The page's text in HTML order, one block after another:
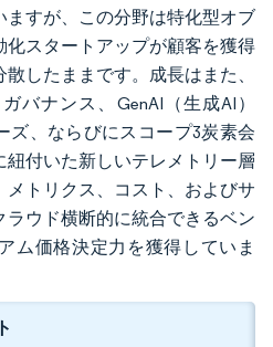
すが、この分野は特化型オブ
スタートアップが顧客を獲得
したままです。成長はまた、
バナンス、GenAI（生成AI）
ズ、ならびにスコープ3炭素会
付いた新しいテレメトリー層
メトリクス、コスト、およびサ
ウド横断的に統合できるベン
ム価格決定力を獲得していま